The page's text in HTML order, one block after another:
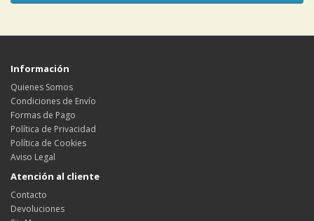
Información
Quienes Somos
Condiciones de Envío
Formas de Pago
Política de Privacidad
Política de Cookies
Aviso Legal
Atención al cliente
Contacto
Devoluciones